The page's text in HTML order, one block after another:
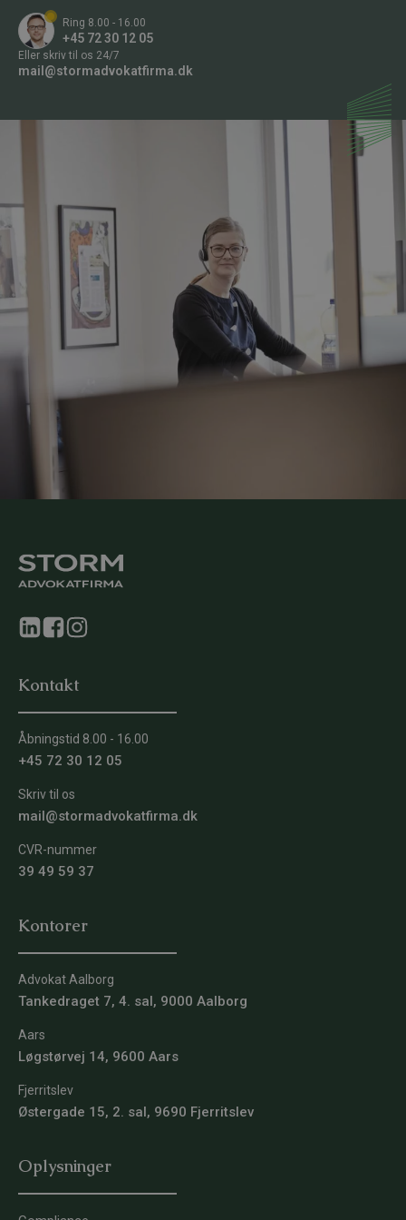
Ring 8.00 - 16.00
+45 72 30 12 05
Eller skriv til os 24/7
mail@stormadvokatfirma.dk
Kontakt
Åbningstid 8.00 - 16.00
+45 72 30 12 05
Skriv til os
mail@stormadvokatfirma.dk
CVR-nummer
39 49 59 37
Kontorer
Advokat Aalborg
Tankedraget 7, 4. sal, 9000 Aalborg
Aars
Løgstørvej 14, 9600 Aars
Fjerritslev
Østergade 15, 2. sal, 9690 Fjerritslev
Oplysninger